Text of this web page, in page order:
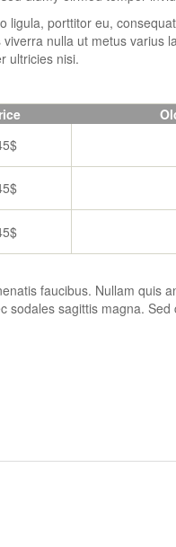
ligula, porttitor eu,
nulla ut metus varius
ultricies nisi.
faucibus. Nullam quis
sodales sagittis magna.
panier